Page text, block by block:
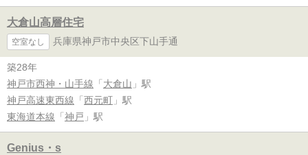
大倉山高層住宅
空室なし 兵庫県神戸市中央区下山手通
築28年
神戸市西神・山手線 「 大倉山 」駅
神戸高速東西線 「 西元町 」駅
東海道本線 「 神戸 」駅
Genius・s